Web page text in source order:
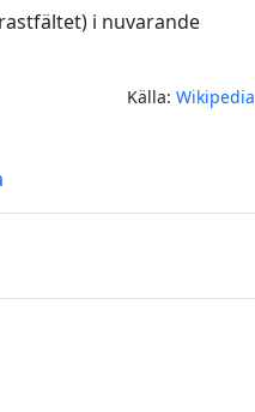
i nuvarande
Källa: Wikipedia